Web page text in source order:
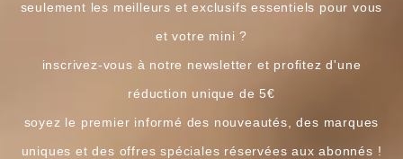
seulement les meilleurs et exclusifs essentiels pour vous
et votre mini ?
inscrivez-vous à notre newsletter et profitez d'une
réduction unique de 5€
soyez le premier informé des nouveautés, des marques
uniques et des offres spéciales réservées aux abonnés !